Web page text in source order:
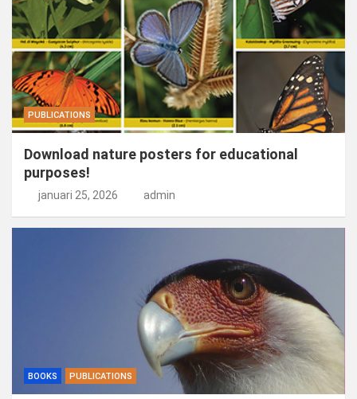
PUBLICATIONS
Download nature posters for educational
purposes!
januari 25, 2026 admin
BOOKS PUBLICATIONS